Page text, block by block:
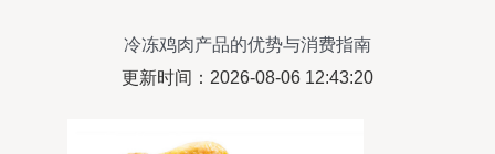
冷冻鸡肉产品的优势与消费指南
更新时间：2026-08-06 12:43:20